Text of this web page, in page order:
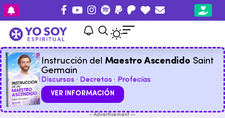
Instrucción del Maestro Ascendido Saint
Germain
Discursos · Decretos · Profecías
VER INFORMACIÓN
- Advertisement --